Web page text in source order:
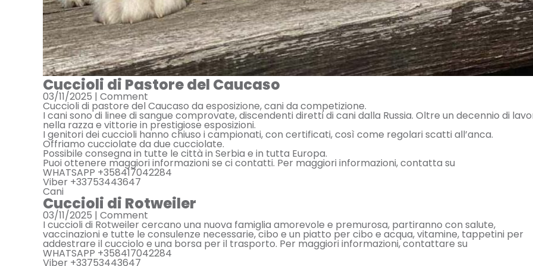
Cuccioli di Pastore del Caucaso
03/11/2025 | Comment
Cuccioli di pastore del Caucaso da esposizione, cani da competizione.
I cani sono di linee di sangue comprovate, discendenti diretti di cani dalla Russia. Oltre un decennio di
nella razza e vittorie in prestigiose esposizioni.
I genitori dei cuccioli hanno chiuso i campionati, con certificati, così come regolari scatti all’anca.
Offriamo cucciolate da due cucciolate.
Possibile consegna in tutte le città in Serbia e in tutta Europa.
Puoi ottenere maggiori informazioni se ci contatti. Per maggiori informazioni, contatta su
WHATSAPP +358417042284
Viber +33753443647
Cani
Cuccioli di Rotweiler
03/11/2025 | Comment
I cuccioli di Rotweiler cercano una nuova famiglia amorevole e premurosa, partiranno con salute,
vaccinazioni e tutte le consulenze necessarie, cibo e un piatto per cibo e acqua, vitamine, tappetini per
addestrare il cucciolo e una borsa per il trasporto. Per maggiori informazioni, contattare su
WHATSAPP +358417042284
Viber +33753443647